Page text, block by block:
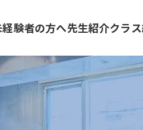
験者の方へ先生紹介クラ